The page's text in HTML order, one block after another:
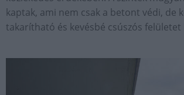
kaptak, ami nem csak a betont védi, de
takarítható és kevésbé csúszós